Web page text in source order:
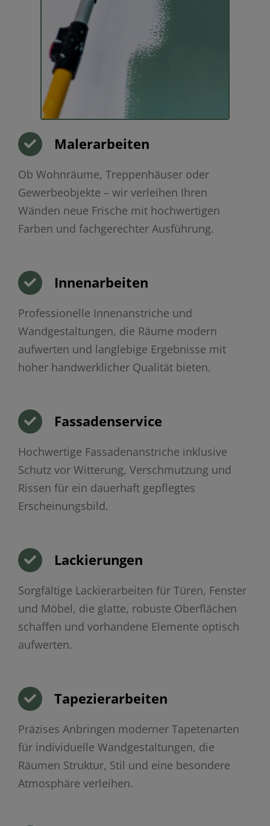
Malerarbeiten
Ob Wohnräume, Treppenhäuser oder
Gewerbeobjekte – wir verleihen Ihren
Wänden neue Frische mit hochwertigen
Farben und fachgerechter Ausführung.
Innenarbeiten
Professionelle Innenanstriche und
Wandgestaltungen, die Räume modern
aufwerten und langlebige Ergebnisse mit
hoher handwerklicher Qualität bieten.
Fassadenservice
Hochwertige Fassadenanstriche inklusive
Schutz vor Witterung, Verschmutzung und
Rissen für ein dauerhaft gepflegtes
Erscheinungsbild.
Lackierungen
Sorgfältige Lackierarbeiten für Türen, Fenster
und Möbel, die glatte, robuste Oberflächen
schaffen und vorhandene Elemente optisch
aufwerten.
Tapezierarbeiten
Präzises Anbringen moderner Tapetenarten
für individuelle Wandgestaltungen, die
Räumen Struktur, Stil und eine besondere
Atmosphäre verleihen.